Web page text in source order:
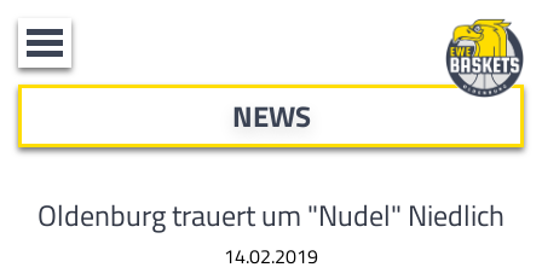
Toggle
navigation
NEWS
Oldenburg trauert um "Nudel" Niedlich
14.02.2019